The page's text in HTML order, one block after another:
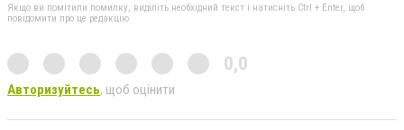
Якщо ви помітили помилку, виділіть необхідний текст і натисніть Ctrl + Enter, щоб
повідомити про це редакцію
0,0
Авторизуйтесь, щоб оцінити